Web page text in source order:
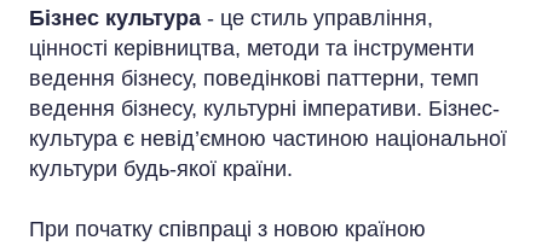
Бізнес культура - це стиль управління,
цінності керівництва, методи та інструменти
ведення бізнесу, поведінкові паттерни, темп
ведення бізнесу, культурні імперативи. Бізнес-
культура є невід’ємною частиною національної
культури будь-якої країни.
При початку співпраці з новою країною